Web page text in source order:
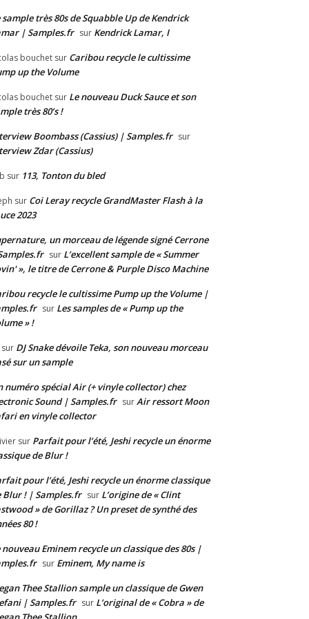
sample très 80s de Squabble Up de Kendrick
| Samples.fr sur Kendrick Lamar, I
bouchet sur Caribou recycle le cultissime
up the Volume
bouchet sur Le nouveau Duck Sauce et son
très 80’s !
Boombass (Cassius) | Samples.fr sur
Zdar (Cassius)
sur 113, Tonton du bled
sur Coi Leray recycle GrandMaster Flash à la
2023
un morceau de légende signé Cerrone
sur L’excellent sample de « Summer
», le titre de Cerrone & Purple Disco Machine
recycle le cultissime Pump up the Volume |
sur Les samples de « Pump up the
» !
sur DJ Snake dévoile Teka, son nouveau morceau
sur un sample
numéro spécial Air (+ vinyle collector) chez
Sound | Samples.fr surAir ressort Moon
en vinyle collector
sur Parfait pour l’été, Jeshi recycle un énorme
de Blur !
pour l’été, Jeshi recycle un énorme classique
Blur ! | Samples.fr sur L’origine de « Clint
» de Gorillaz ? Un preset de synthé des
80 !
nouveau Eminem recycle un classique des 80s |
sur Eminem, My name is
Thee Stallion sample un classique de Gwen
| Samples.fr sur L’original de « Cobra » de